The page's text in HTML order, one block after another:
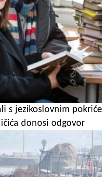
s jezikoslovnim
donosi odgovor